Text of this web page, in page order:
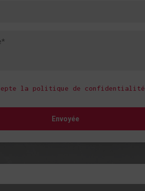
la politique de confidentialité